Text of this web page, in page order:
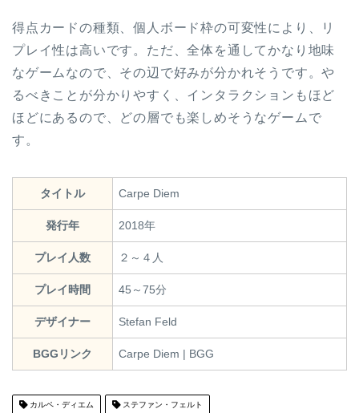
得点カードの種類、個人ボード枠の可変性により、リ
プレイ性は高いです。ただ、全体を通してかなり地味
なゲームなので、その辺で好みが分かれそうです。や
るべきことが分かりやすく、インタラクションもほど
ほどにあるので、どの層でも楽しめそうなゲームで
す。
タイトル Carpe Diem
発行年 2018年
プレイ人数 ２～４人
プレイ時間 45～75分
デザイナー Stefan Feld
BGGリンク Carpe Diem | BGG
カルペ・ディエム ステファン・フェルト